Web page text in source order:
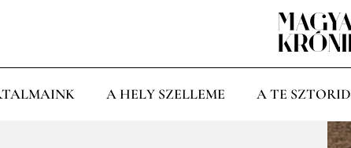
A HELY SZELLEME A TE SZTORID